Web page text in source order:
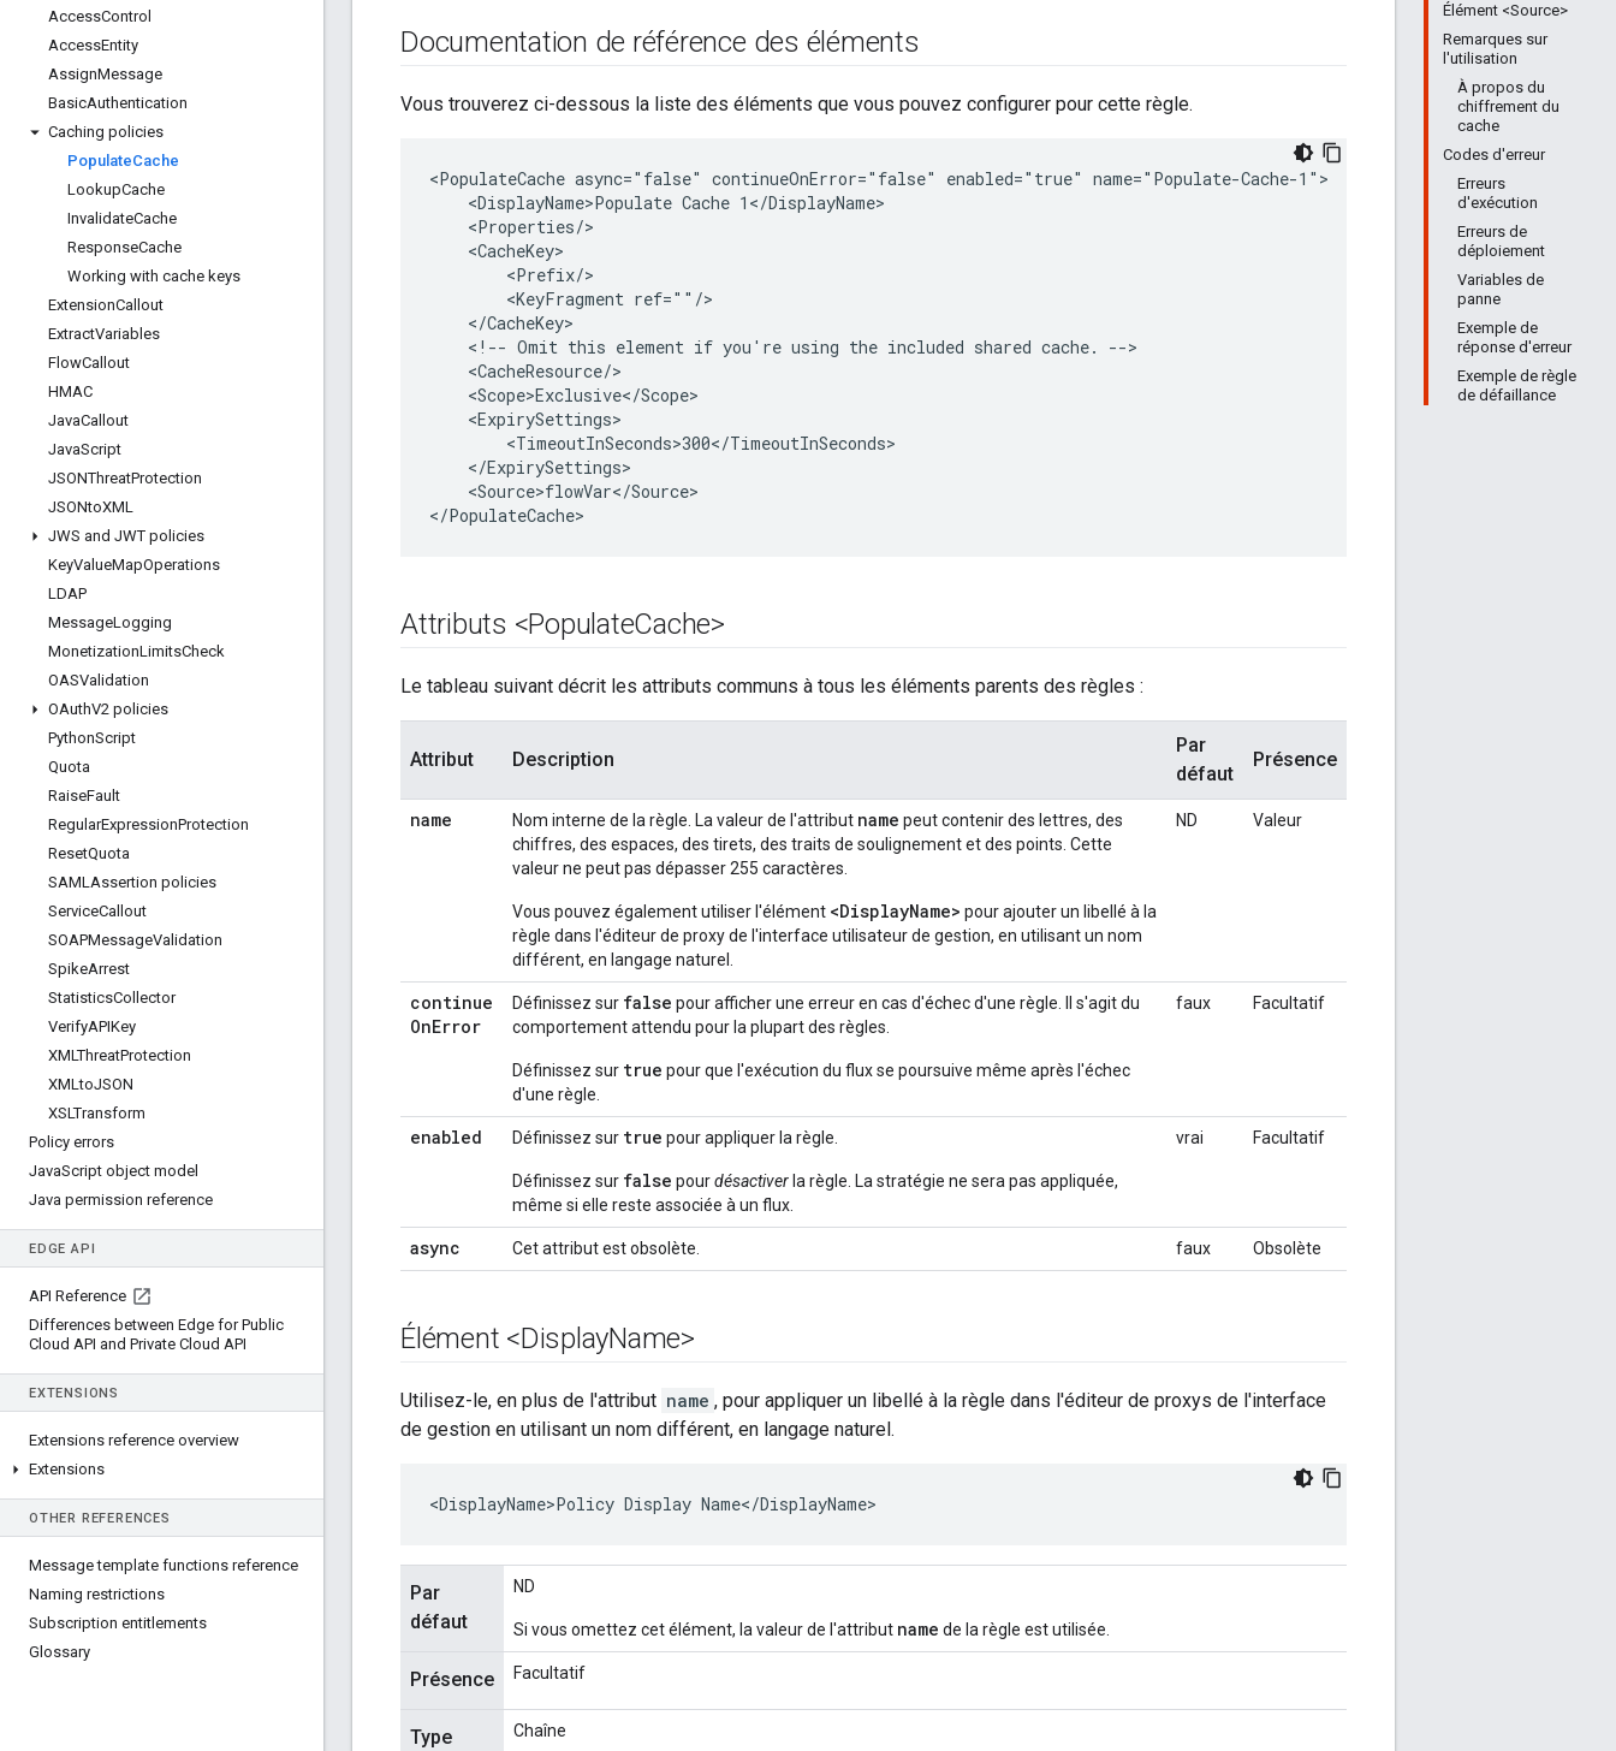
AccessControl
AccessEntity
AssignMessage
BasicAuthentication
Caching policies
PopulateCache
LookupCache
InvalidateCache
ResponseCache
Working with cache keys
ExtensionCallout
ExtractVariables
FlowCallout
HMAC
JavaCallout
JavaScript
JSONThreatProtection
JSONtoXML
JWS and JWT policies
KeyValueMapOperations
LDAP
MessageLogging
MonetizationLimitsCheck
OASValidation
OAuthV2 policies
PythonScript
Quota
RaiseFault
RegularExpressionProtection
ResetQuota
SAMLAssertion policies
ServiceCallout
SOAPMessageValidation
SpikeArrest
StatisticsCollector
VerifyAPIKey
XMLThreatProtection
XMLtoJSON
XSLTransform
Policy errors
JavaScript object model
Java permission reference
EDGE API
API Reference
Differences between Edge for Public
Cloud API and Private Cloud API
EXTENSIONS
Extensions reference overview
Extensions
OTHER REFERENCES
Message template functions reference
Naming restrictions
Subscription entitlements
Glossary
Élément <Source>
Remarques sur
l'utilisation
À propos du
chiffrement du
cache
Codes d'erreur
Erreurs
d'exécution
Erreurs de
déploiement
Variables de
panne
Exemple de
réponse d'erreur
Exemple de règle
de défaillance
Documentation de référence des éléments
Vous trouverez ci-dessous la liste des éléments que vous pouvez configurer pour cette règle.
<PopulateCache async="false" continueOnError="false" enabled="true" name="Populate-Cache-1">
    <DisplayName>Populate Cache 1</DisplayName>
    <Properties/>
    <CacheKey>
        <Prefix/>
        <KeyFragment ref=""/>
    </CacheKey>
    <!-- Omit this element if you're using the included shared cache. -->
    <CacheResource/>
    <Scope>Exclusive</Scope>
    <ExpirySettings>
        <TimeoutInSeconds>300</TimeoutInSeconds>
    </ExpirySettings>
    <Source>flowVar</Source>
</PopulateCache>
Attributs <PopulateCache>
Le tableau suivant décrit les attributs communs à tous les éléments parents des règles :
Attribut Description
Par
défaut
Présence
name Nom interne de la règle. La valeur de l'attribut name peut contenir des lettres, des
chiffres, des espaces, des tirets, des traits de soulignement et des points. Cette
valeur ne peut pas dépasser 255 caractères.
Vous pouvez également utiliser l'élément <DisplayName> pour ajouter un libellé à la
règle dans l'éditeur de proxy de l'interface utilisateur de gestion, en utilisant un nom
différent, en langage naturel.
ND Valeur
continue
OnError
Définissez sur false pour afficher une erreur en cas d'échec d'une règle. Il s'agit du
comportement attendu pour la plupart des règles.
Définissez sur true pour que l'exécution du flux se poursuive même après l'échec
d'une règle.
faux Facultatif
enabled Définissez sur true pour appliquer la règle.
Définissez sur false pourdésactiver la règle. La stratégie ne sera pas appliquée,
même si elle reste associée à un flux.
vrai Facultatif
async Cet attribut est obsolète. faux Obsolète
Élément <DisplayName>
Utilisez-le, en plus de l'attribut name , pour appliquer un libellé à la règle dans l'éditeur de proxys de l'interface
de gestion en utilisant un nom différent, en langage naturel.
<DisplayName>Policy Display Name</DisplayName>
Par
défaut
ND
Si vous omettez cet élément, la valeur de l'attribut name de la règle est utilisée.
Présence Facultatif
Type Chaîne